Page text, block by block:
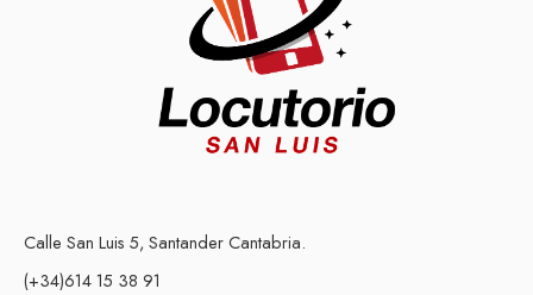
Calle San Luis 5, Santander Cantabria.
(+34)614 15 38 91